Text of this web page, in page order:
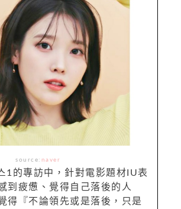
source: naver
1的專訪中，針對電影題材IU表
到疲憊、覺得自己落後的人
得『不論領先或是落後，只是